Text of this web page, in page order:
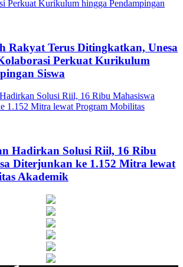
Rakyat Terus Ditingkatkan, Unesa
Perkuat Kurikulum
Siswa
Hadirkan Solusi Riil, 16 Ribu
Diterjunkan ke 1.152 Mitra lewat
Akademik